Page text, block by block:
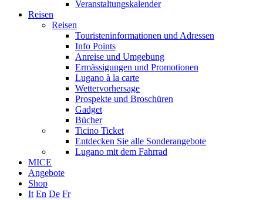
Veranstaltungskalender
Reisen
Reisen
Touristeninformationen und Adressen
Info Points
Anreise und Umgebung
Ermässigungen und Promotionen
Lugano à la carte
Wettervorhersage
Prospekte und Broschüren
Gadget
Bücher
Ticino Ticket
Entdecken Sie alle Sonderangebote
Lugano mit dem Fahrrad
MICE
Angebote
Shop
It En De Fr